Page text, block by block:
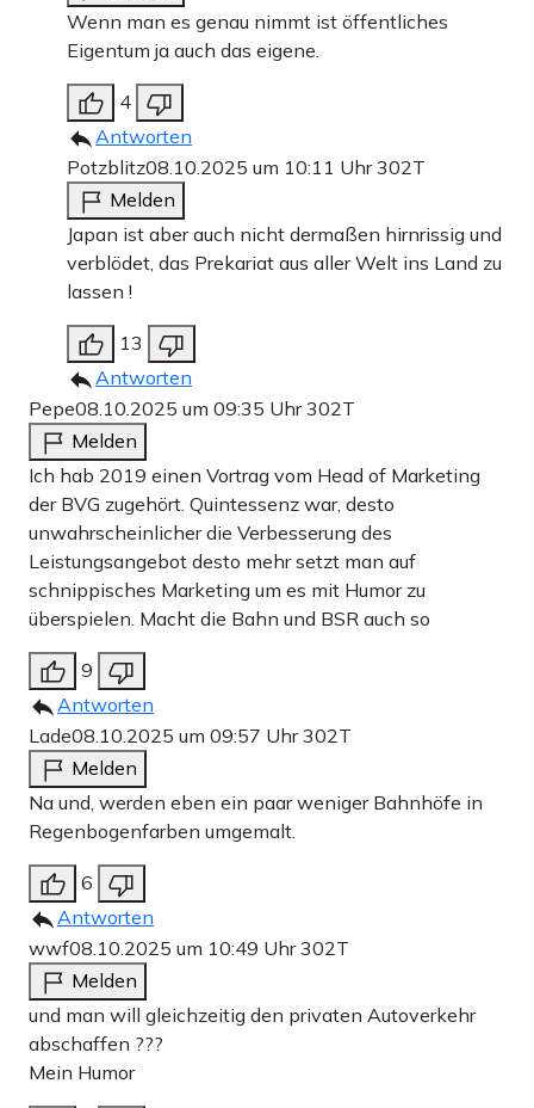
Wenn man es genau nimmt ist öffentliches
Eigentum ja auch das eigene.
4
Antworten
Potzblitz08.10.2025 um 10:11 Uhr302T
Melden
Japan ist aber auch nicht dermaßen hirnrissig und
verblödet, das Prekariat aus aller Welt ins Land zu
lassen !
13
Antworten
Pepe08.10.2025 um 09:35 Uhr302T
Melden
Ich hab 2019 einen Vortrag vom Head of Marketing
der BVG zugehört. Quintessenz war, desto
unwahrscheinlicher die Verbesserung des
Leistungsangebot desto mehr setzt man auf
schnippisches Marketing um es mit Humor zu
überspielen. Macht die Bahn und BSR auch so
9
Antworten
Lade08.10.2025 um 09:57 Uhr302T
Melden
Na und, werden eben ein paar weniger Bahnhöfe in
Regenbogenfarben umgemalt.
6
Antworten
wwf08.10.2025 um 10:49 Uhr302T
Melden
und man will gleichzeitig den privaten Autoverkehr
abschaffen ???
Mein Humor